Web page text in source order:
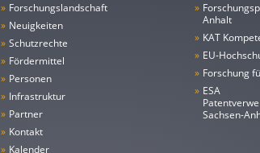
» Forschungs­landschaft
» Neuigkeiten
» Schutzrechte
» Fördermittel
» Personen
» Infrastruktur
» Partner
» Kontakt
» Kalender
»
Anhalt
» KAT
» EU-
» Forschung
» ESA
Sachsen-